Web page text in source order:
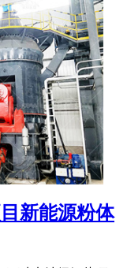
新能源粉体